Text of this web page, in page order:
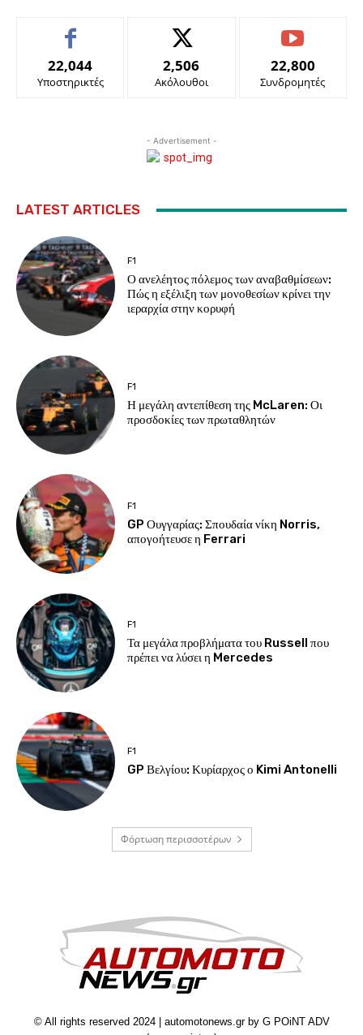
22,044
Υποστηρικτές
2,506
Ακόλουθοι
22,800
Συνδρομητές
- Advertisement -
LATEST ARTICLES
F1
Ο ανελέητος πόλεμος των αναβαθμίσεων:
Πώς η εξέλιξη των μονοθεσίων κρίνει την
ιεραρχία στην κορυφή
F1
Η μεγάλη αντεπίθεση της McLaren: Οι
προσδοκίες των πρωταθλητών
F1
GP Ουγγαρίας: Σπουδαία νίκη Norris,
απογοήτευσε η Ferrari
F1
Τα μεγάλα προβλήματα του Russell που
πρέπει να λύσει η Mercedes
F1
GP Βελγίου: Κυρίαρχος ο Kimi Antonelli
Φόρτωση περισσοτέρων
© All rights reserved 2024 | automotonews.gr by G POiNT ADV